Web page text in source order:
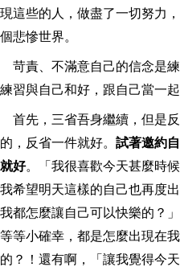
現這些的人，做盡了一切努力
個悲慘世界。
苛責、不滿意自己的信念是
練習與自己和好，跟自己當一起
首先，三省吾身繼續，但是
的，反省一件就好。 試著邀約
就好。「我很喜歡今天甚麼時
我希望明天這樣的自己也再度
我都怎麼讓自己可以快樂的？
等等小確幸，都是怎麼出現在
的？！還有啊，「讓我覺得今